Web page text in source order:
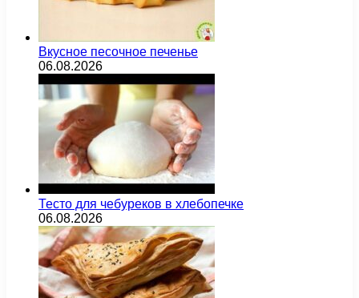
Вкусное песочное печенье
06.08.2026
Тесто для чебуреков в хлебопечке
06.08.2026